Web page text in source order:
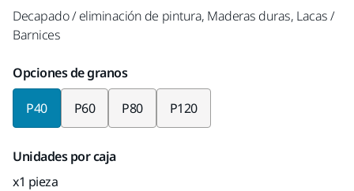
Decapado / eliminación de pintura, Maderas duras, Lacas /
Barnices
Opciones de granos
P40 P60 P80 P120
Unidades por caja
x1 pieza